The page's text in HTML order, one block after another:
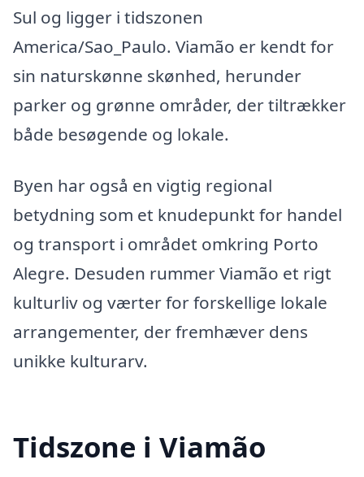
Sul og ligger i tidszonen
America/Sao_Paulo. Viamão er kendt for
sin naturskønne skønhed, herunder
parker og grønne områder, der tiltrækker
både besøgende og lokale.
Byen har også en vigtig regional
betydning som et knudepunkt for handel
og transport i området omkring Porto
Alegre. Desuden rummer Viamão et rigt
kulturliv og værter for forskellige lokale
arrangementer, der fremhæver dens
unikke kulturarv.
Tidszone i Viamão